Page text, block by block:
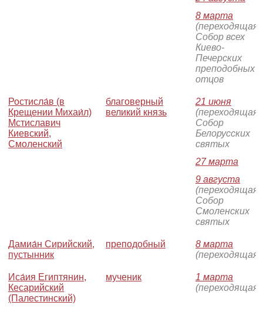
8 марта
(переходящая)
Собор всех
Киево-
Печерских
преподобных
отцов
Ростисла́в (в
Крещении Михаи́л)
Мстиславич
Киевский,
Смоленский
благоверный
великий князь
21 июня
(переходящая)
Собор
Белорусских
святых
27 марта
9 августа
(переходящая)
Собор
Смоленских
святых
Дамиа́н Сирийский,
пустынник
преподобный
8 марта
(переходящая)
Иса́ия Египтянин,
Кесарийский
(Палестинский)
мученик
1 марта
(переходящая)